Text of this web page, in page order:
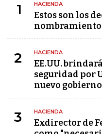
1 HACIENDA
Estos son los
2 HACIENDA
EE.UU.
seguridad por
nuevo gobierno
3 HACIENDA
Exdirector de